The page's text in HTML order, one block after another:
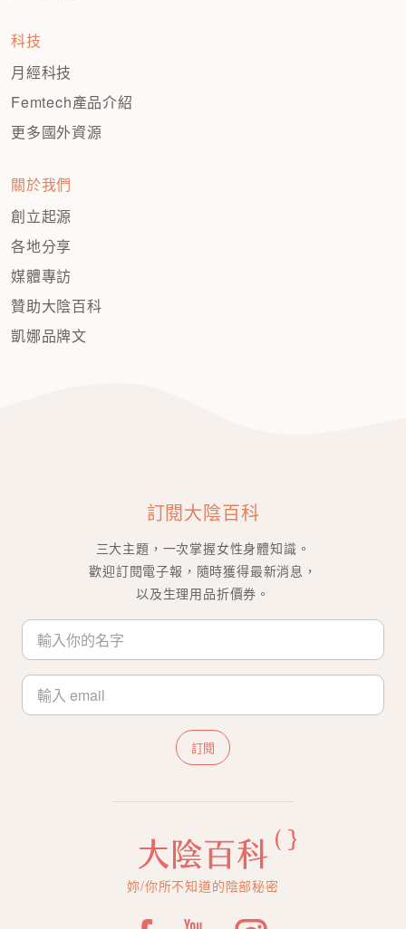
科技
月經科技
Femtech產品介紹
更多國外資源
關於我們
創立起源
各地分享
媒體專訪
贊助大陰百科
凱娜品牌文
訂閱大陰百科
三大主題，一次掌握女性身體知識。
歡迎訂閱電子報，隨時獲得最新消息，
以及生理用品折價券。
訂閱
妳/你所不知道的陰部秘密